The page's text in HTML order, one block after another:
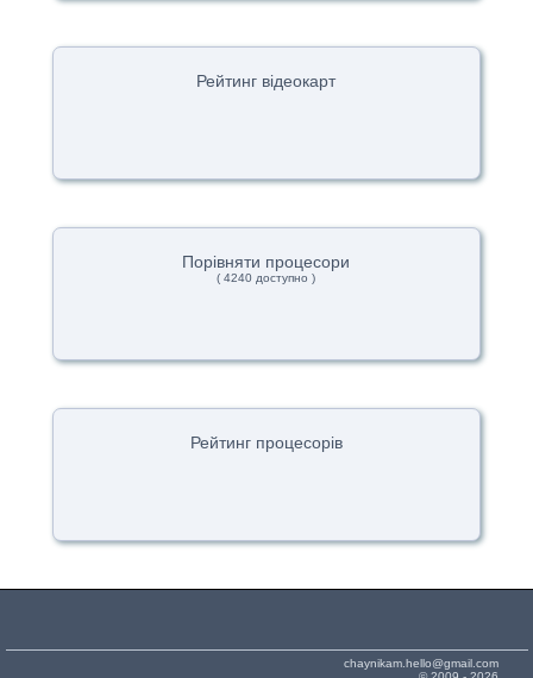
Рейтинг відеокарт
Порівняти процесори
( 4240 доступно )
Рейтинг процесорів
chaynikam.hello@gmail.com